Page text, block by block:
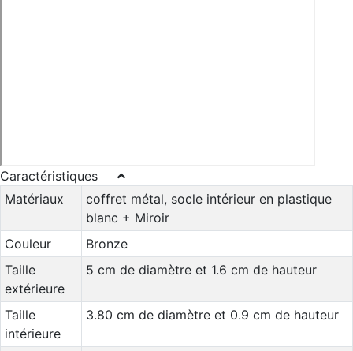
Caractéristiques
Matériaux
coffret métal, socle intérieur en plastique
blanc + Miroir
Couleur
Bronze
Taille
extérieure
5 cm de diamètre et 1.6 cm de hauteur
Taille
intérieure
3.80 cm de diamètre et 0.9 cm de hauteur